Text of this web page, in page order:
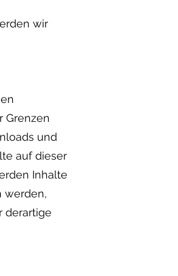
wir
Grenzen
und
auf dieser
Inhalte
werden,
derartige